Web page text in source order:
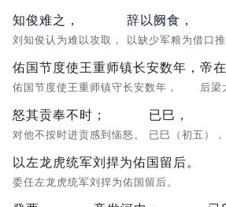
知俊难之，
刘知俊认为难以攻取，
辞以阙食，
以缺少军粮为借口
佑国节度使王重师镇长安数年，
佑国节度使王重师镇守长安数年，
帝
后梁
怒其贡奉不时；
对他不按时进贡感到恼怒。
已巳，
已巳（初五），
以左龙虎统军刘捍为佑国留后。
委任左龙虎统军刘捍为佑国留后。